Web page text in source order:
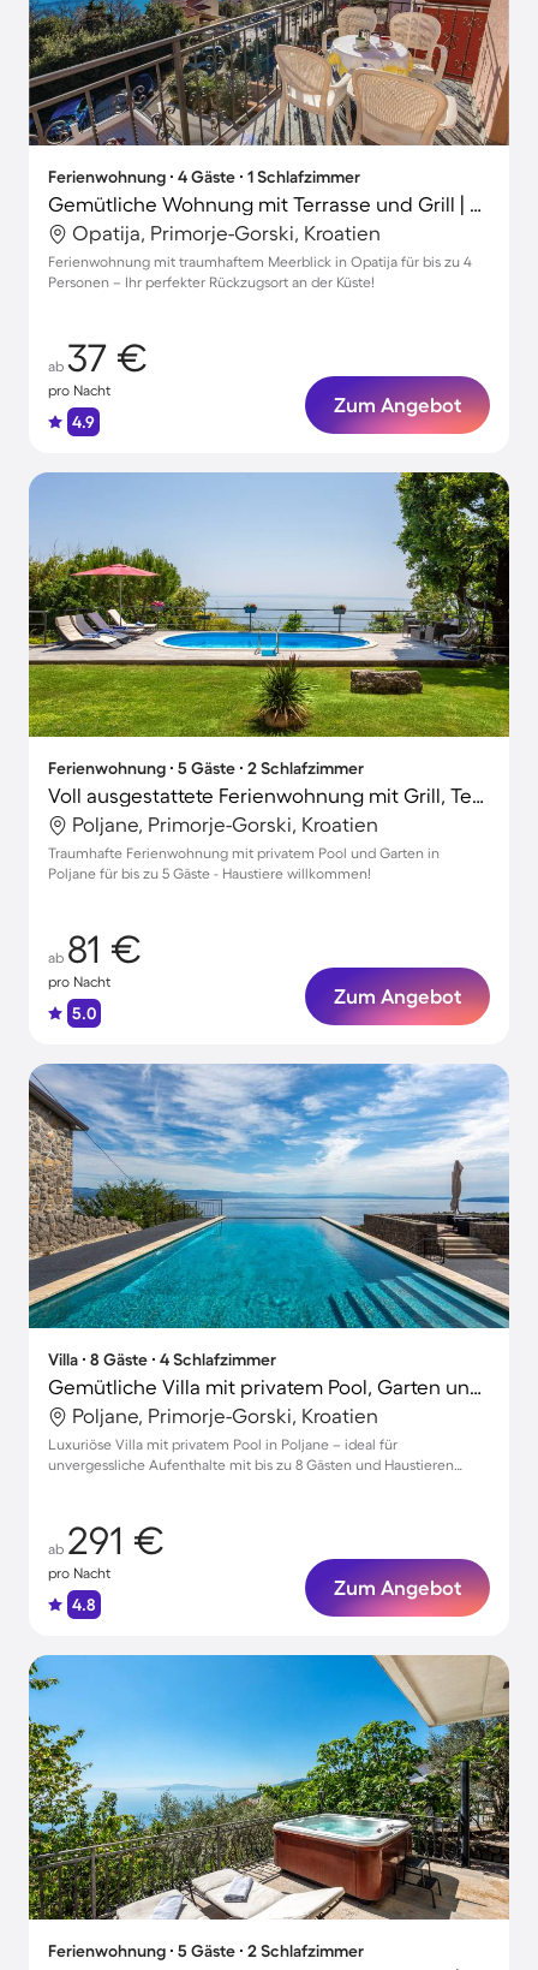
Ferienwohnung ∙ 4 Gäste ∙ 1 Schlafzimmer
Gemütliche Wohnung mit Terrasse und Grill | Wasserblick
Opatija, Primorje-Gorski, Kroatien
Ferienwohnung mit traumhaftem Meerblick in Opatija für bis zu 4
Personen – Ihr perfekter Rückzugsort an der Küste!
ab 37 €
pro Nacht
4.9
Zum Angebot
Ferienwohnung ∙ 5 Gäste ∙ 2 Schlafzimmer
Voll ausgestattete Ferienwohnung mit Grill, Terrasse und Garten | Haustiere sind willkommen
Poljane, Primorje-Gorski, Kroatien
Traumhafte Ferienwohnung mit privatem Pool und Garten in
Poljane für bis zu 5 Gäste - Haustiere willkommen!
ab 81 €
pro Nacht
5.0
Zum Angebot
Villa ∙ 8 Gäste ∙ 4 Schlafzimmer
Gemütliche Villa mit privatem Pool, Garten und Grill | Hunde erlaubt
Poljane, Primorje-Gorski, Kroatien
Luxuriöse Villa mit privatem Pool in Poljane – ideal für
unvergessliche Aufenthalte mit bis zu 8 Gästen und Haustieren
ab 291 €
pro Nacht
4.8
Zum Angebot
Ferienwohnung ∙ 5 Gäste ∙ 2 Schlafzimmer